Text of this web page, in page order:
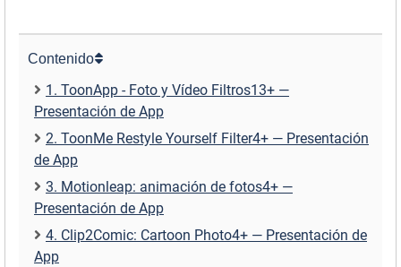
Contenido
1. ToonApp - Foto y Vídeo Filtros13+ —
Presentación de App
2. ToonMe Restyle Yourself Filter4+ — Presentación
de App
3. Motionleap: animación de fotos4+ —
Presentación de App
4. Clip2Comic: Cartoon Photo4+ — Presentación de
App